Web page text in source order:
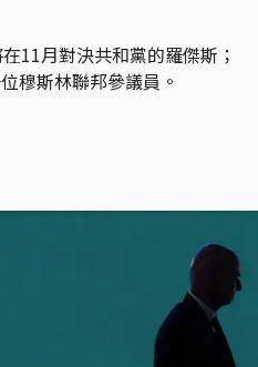
11月對決共和黨的羅傑斯；
穆斯林聯邦參議員。